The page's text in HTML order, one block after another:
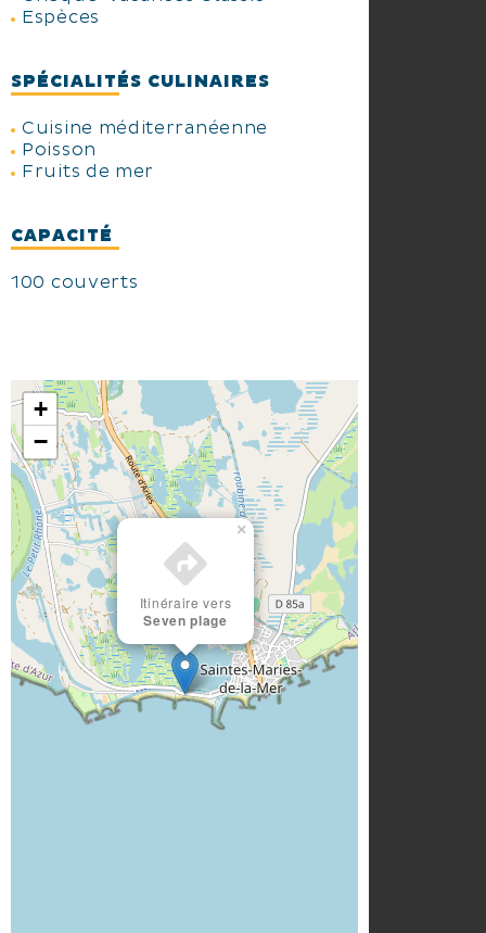
Espèces
SPÉCIALITÉS CULINAIRES
Cuisine méditerranéenne
Poisson
Fruits de mer
CAPACITÉ
100 couverts
Itinéraire vers
Seven plage
×
+
−